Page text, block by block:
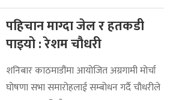
पहिचान माग्दा जेल र हतकडी
पाइयो : रेशम चौधरी
शनिबार काठमाडौंमा आयोजित अग्रगामी मोर्चा
घोषणा सभा समारोहलाई सम्बोधन गर्दै चौधरीले